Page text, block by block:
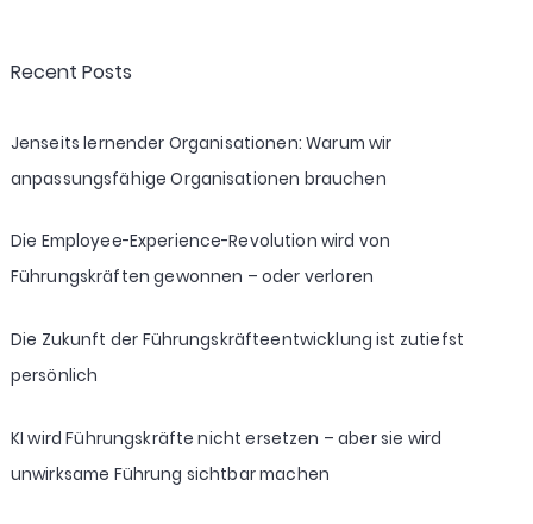
Recent Posts
Jenseits lernender Organisationen: Warum wir
anpassungsfähige Organisationen brauchen
Die Employee-Experience-Revolution wird von
Führungskräften gewonnen – oder verloren
Die Zukunft der Führungskräfteentwicklung ist zutiefst
persönlich
KI wird Führungskräfte nicht ersetzen – aber sie wird
unwirksame Führung sichtbar machen